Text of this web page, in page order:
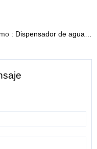
: Dispensador de agua de sobremesa con agua caliente 4 opciones de temperatura T04